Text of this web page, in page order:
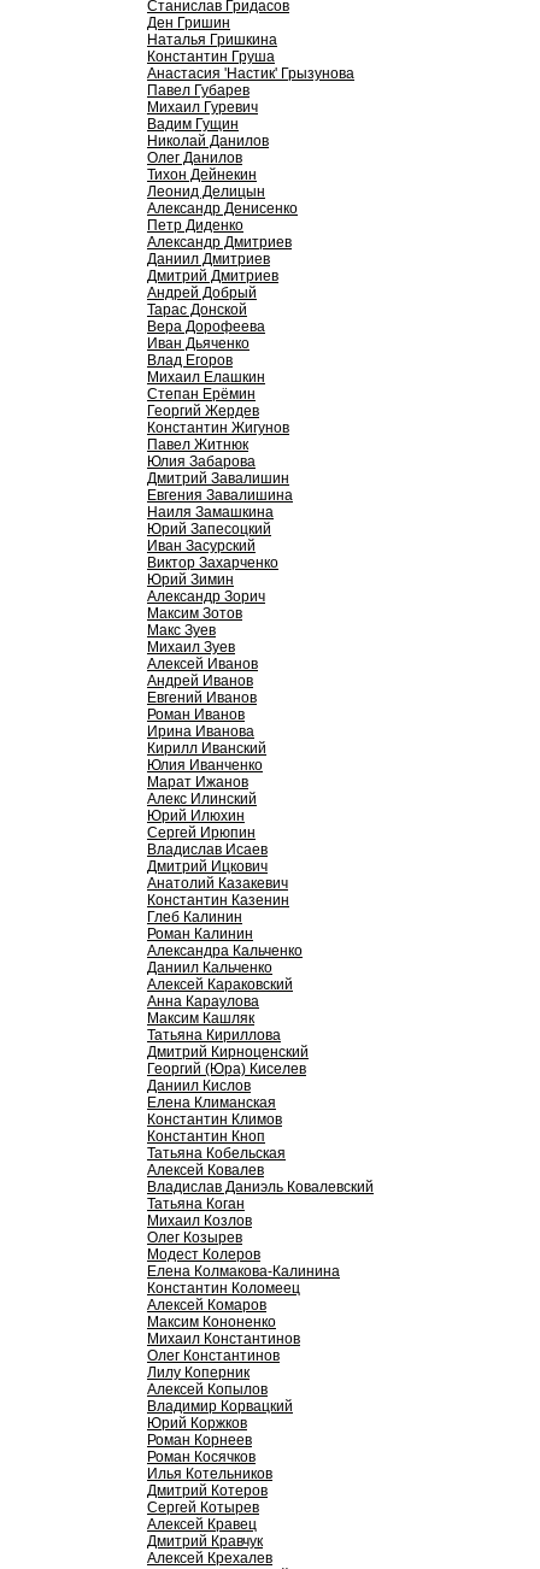
Станислав Гридасов
Ден Гришин
Наталья Гришкина
Константин Груша
Анастасия 'Настик' Грызунова
Павел Губарев
Михаил Гуревич
Вадим Гущин
Николай Данилов
Олег Данилов
Тихон Дейнекин
Леонид Делицын
Александр Денисенко
Петр Диденко
Александр Дмитриев
Даниил Дмитриев
Дмитрий Дмитриев
Андрей Добрый
Тарас Донской
Вера Дорофеева
Иван Дьяченко
Влад Егоров
Михаил Елашкин
Степан Ерёмин
Георгий Жердев
Константин Жигунов
Павел Житнюк
Юлия Забарова
Дмитрий Завалишин
Евгения Завалишина
Наиля Замашкина
Юрий Запесоцкий
Иван Засурский
Виктор Захарченко
Юрий Зимин
Александр Зорич
Максим Зотов
Макс Зуев
Михаил Зуев
Алексей Иванов
Андрей Иванов
Евгений Иванов
Роман Иванов
Ирина Иванова
Кирилл Иванский
Юлия Иванченко
Марат Ижанов
Алекс Илинский
Юрий Илюхин
Сергей Ирюпин
Владислав Исаев
Дмитрий Ицкович
Анатолий Казакевич
Константин Казенин
Глеб Калинин
Роман Калинин
Александра Кальченко
Даниил Кальченко
Алексей Караковский
Анна Караулова
Максим Кашляк
Татьяна Кириллова
Дмитрий Кирноценский
Георгий (Юра) Киселев
Даниил Кислов
Елена Климанская
Константин Климов
Константин Кноп
Татьяна Кобельская
Алексей Ковалев
Владислав Даниэль Ковалевский
Татьяна Коган
Михаил Козлов
Олег Козырев
Модест Колеров
Елена Колмакова-Калинина
Константин Коломеец
Алексей Комаров
Максим Кононенко
Михаил Константинов
Олег Константинов
Лилу Коперник
Алексей Копылов
Владимир Корвацкий
Юрий Коржков
Роман Корнеев
Роман Косячков
Илья Котельников
Дмитрий Котеров
Сергей Котырев
Алексей Кравец
Дмитрий Кравчук
Алексей Крехалев